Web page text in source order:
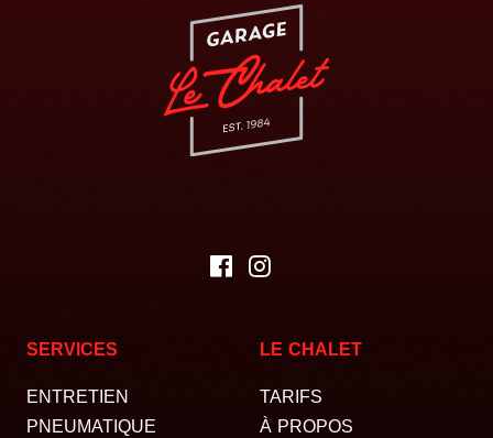
SERVICES
ENTRETIEN
PNEUMATIQUE
LE CHALET
TARIFS
À PROPOS